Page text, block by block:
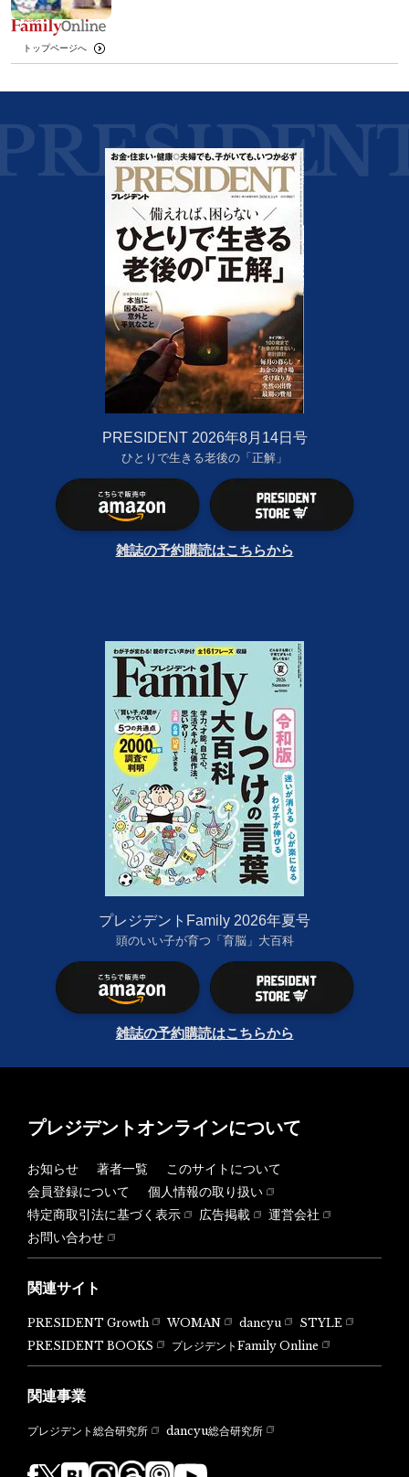
トップページへ
PRESIDENT 2026年8月14日号
ひとりで生きる老後の「正解」
雑誌の予約購読はこちらから
プレジデントFamily 2026年夏号
頭のいい子が育つ「育脳」大百科
雑誌の予約購読はこちらから
プレジデントオンラインについて
お知らせ 著者一覧
このサイトについて
会員登録について
個人情報の取り扱い
特定商取引法に基づく表示
広告掲載
運営会社
お問い合わせ
関連サイト
PRESIDENT Growth WOMAN dancyu
STYLE
PRESIDENT BOOKS
プレジデントFamily Online
関連事業
プレジデント総合研究所 dancyu総合研究所